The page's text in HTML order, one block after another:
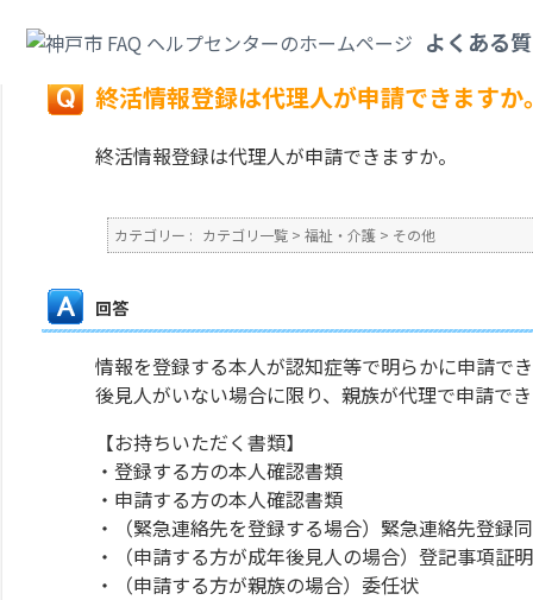
よくある
戻る
終活情報登録は代理人が申請できますか
終活情報登録は代理人が申請できますか。
カテゴリー : カテゴリ一覧 > 福祉・介護 > その他
回答
情報を登録する本人が認知症等で明らかに申請で
後見人がいない場合に限り、親族が代理で申請で
【お持ちいただく書類】
・登録する方の本人確認書類
・申請する方の本人確認書類
・（緊急連絡先を登録する場合）緊急連絡先登録
・（申請する方が成年後見人の場合）登記事項証
・（申請する方が親族の場合）委任状